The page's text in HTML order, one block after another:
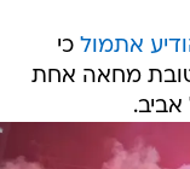
אתמול כי
מחאה אחת